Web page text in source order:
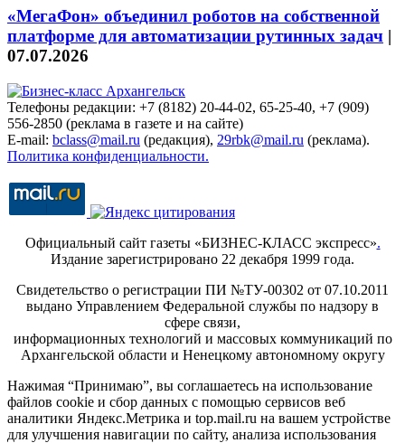
«МегаФон» объединил роботов на собственной
платформе для автоматизации рутинных задач |
07.07.2026
Телефоны редакции: +7 (8182) 20-44-02, 65-25-40, +7 (909)
556-2850 (реклама в газете и на сайте)
E-mail: bclass@mail.ru (редакция), 29rbk@mail.ru (реклама).
Политика конфиденциальности.
Официальный сайт газеты «БИЗНЕС-КЛАСС экспресс».
Издание зарегистрировано 22 декабря 1999 года.
Свидетельство о регистрации ПИ №ТУ-00302 от 07.10.2011
выдано Управлением Федеральной службы по надзору в
сфере связи,
информационных технологий и массовых коммуникаций по
Архангельской области и Ненецкому автономному округу
Нажимая “Принимаю”, вы соглашаетесь на использование
файлов cookie и сбор данных с помощью сервисов веб
аналитики Яндекс.Метрика и top.mail.ru на вашем устройстве
для улучшения навигации по сайту, анализа использования